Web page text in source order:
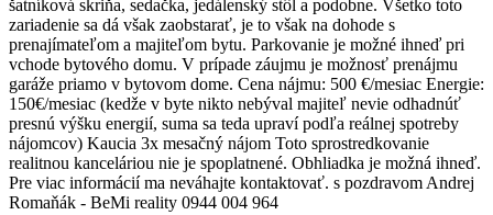
šatníková skriňa, sedačka, jedálenský stôl a podobne. Všetko toto
zariadenie sa dá však zaobstarať, je to však na dohode s
prenajímateľom a majiteľom bytu. Parkovanie je možné ihneď pri
vchode bytového domu. V prípade záujmu je možnosť prenájmu
garáže priamo v bytovom dome. Cena nájmu: 500 €/mesiac Energie:
150€/mesiac (kedže v byte nikto nebýval majiteľ nevie odhadnúť
presnú výšku energií, suma sa teda upraví podľa reálnej spotreby
nájomcov) Kaucia 3x mesačný nájom Toto sprostredkovanie
realitnou kanceláriou nie je spoplatnené. Obhliadka je možná ihneď.
Pre viac informácií ma neváhajte kontaktovať. s pozdravom Andrej
Romaňák - BeMi reality 0944 004 964